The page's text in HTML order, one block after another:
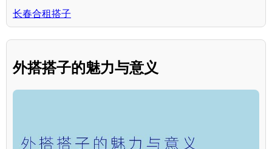
长春合租搭子
外搭搭子的魅力与意义